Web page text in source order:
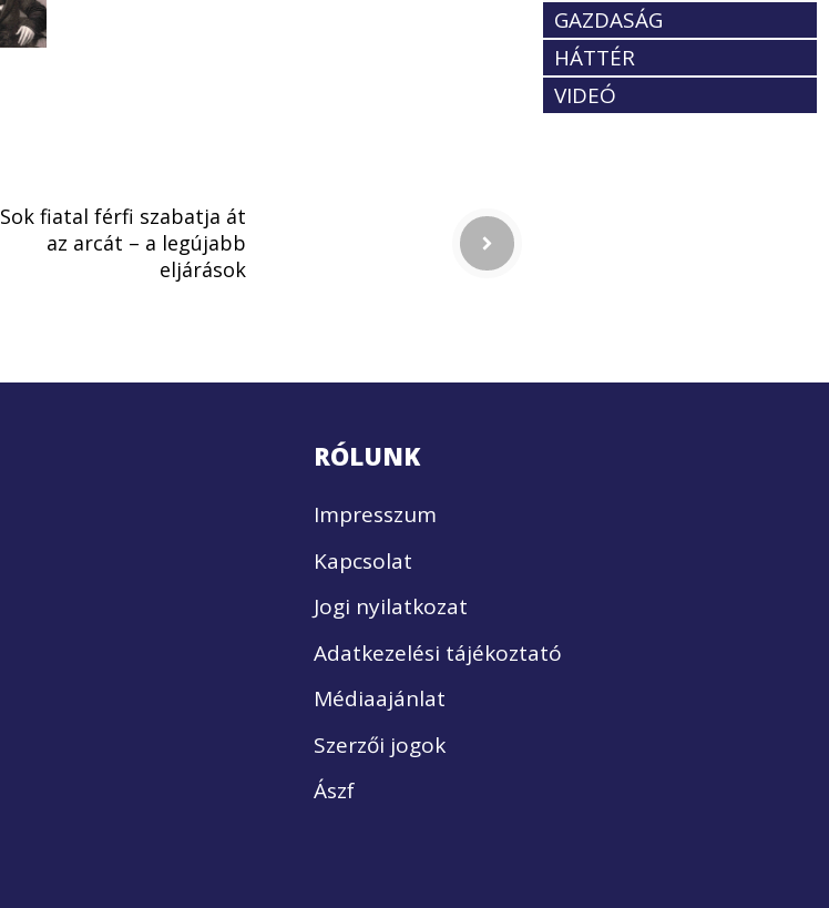
GAZDASÁG
HÁTTÉR
VIDEÓ
Sok fiatal férfi szabatja át
az arcát – a legújabb
eljárások
RÓLUNK
Impresszum
Kapcsolat
Jogi nyilatkozat
Adatkezelési tájékoztató
Médiaajánlat
Szerzői jogok
Ászf